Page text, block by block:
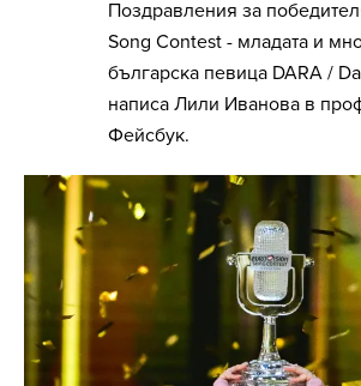
Поздравления за
Song Contest - младата и
българска певица DARA /
написа Лили Иванова в
Фейсбук.